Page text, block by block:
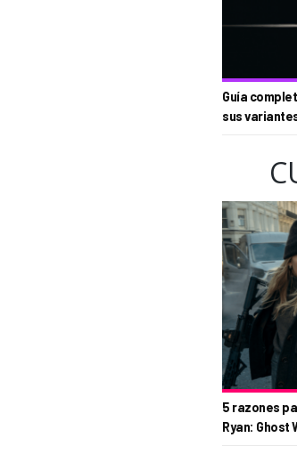
Guía
sus
5 razones
Ryan: Ghost